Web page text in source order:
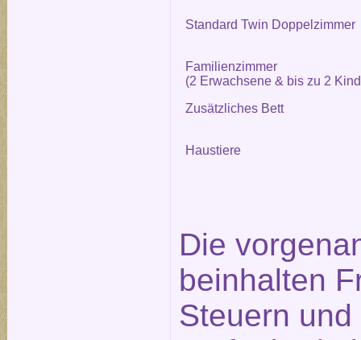
Standard Twin Doppelzimmer
Familienzimmer
(2 Erwachsene & bis zu 2
Zusätzliches Bett
Haustiere
Die
beinhalten
Steuern